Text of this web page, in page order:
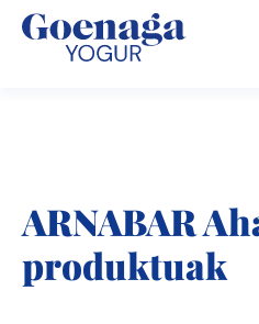
ARNABAR
produktuak